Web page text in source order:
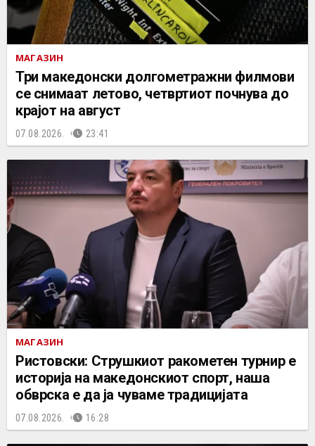
МАГАЗИН
Три македонски долгометражни филмови
се снимаат летово, четвртиот почнува до
крајот на август
07.08.2026. 23:41
МАГАЗИН
Ристовски: Струшкиот ракометен турнир е
историја на македонскиот спорт, наша
обврска е да ја чуваме традицијата
07.08.2026. 16:28